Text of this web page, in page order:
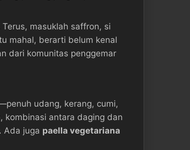
masuklah saffron, si
mahal, berarti belum kenal
dari komunitas penggemar
udang, kerang, cumi,
, kombinasi antara daging dan
Ada juga paella vegetariana